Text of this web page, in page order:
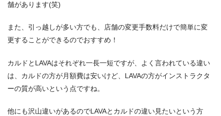
舗があります(笑)
また、引っ越しが多い方でも、店舗の変更手数料だけで簡単に変
更することができるのでおすすめ！
カルドとLAVAはそれぞれ一長一短ですが、よく言われている違い
は、カルドの方が月額費は安いけど、LAVAの方がインストラクタ
ーの質が高いという点ですね。
他にも沢山違いがあるのでLAVAとカルドの違い見たいという方